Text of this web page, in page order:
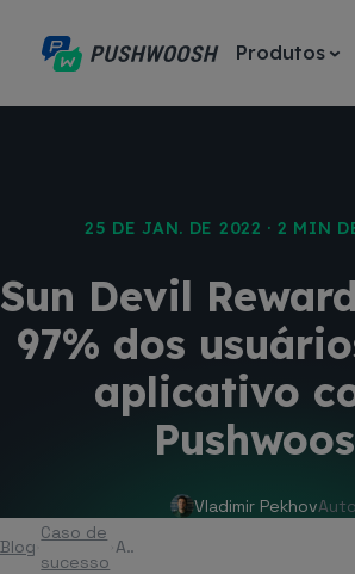
Produtos
25 DE JAN. DE 2022 · 2 MIN
Sun Devil
97% dos
aplicativo
Vladimir Pekhov
Blog
Caso de
sucesso
Artigo